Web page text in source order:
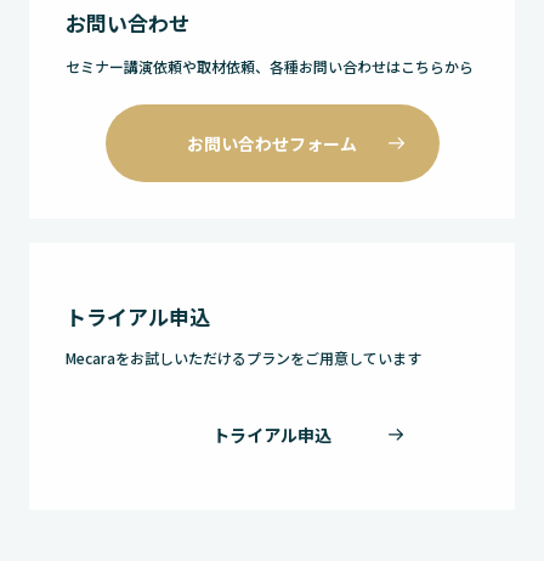
お問い合わせ
セミナー講演依頼や取材依頼、各種お問い合わせはこちらから
お問い合わせフォーム
トライアル申込
Mecaraをお試しいただけるプランをご用意しています
トライアル申込